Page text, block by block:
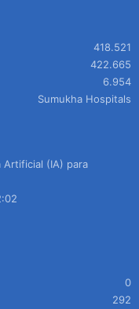
418.521
422.665
6.954
Sumukha Hospitals
(IA) para
0
292